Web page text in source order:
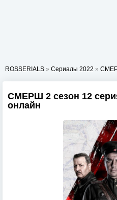
ROSSERIALS » Сериалы 2022 »
СМЕРШ 2 сезон 12
онлайн